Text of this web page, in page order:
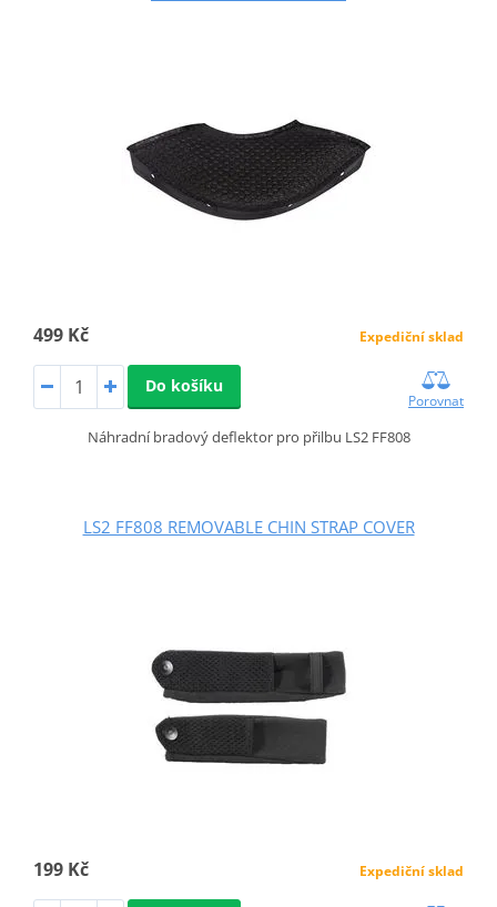
499 Kč Expediční sklad
Do košíku
Porovnat
Náhradní bradový deflektor pro přilbu LS2 FF808
LS2 FF808 REMOVABLE CHIN STRAP COVER
199 Kč Expediční sklad